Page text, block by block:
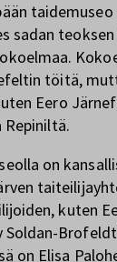
sadan
töitä,
Eero
Repiniltä.
on
kuten
Soldan-
on Elisa